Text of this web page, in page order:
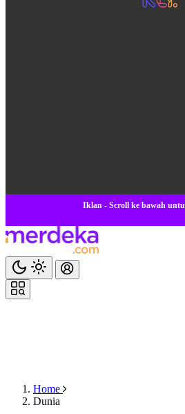
Iklan - Scroll ke bawah
Home
Dunia